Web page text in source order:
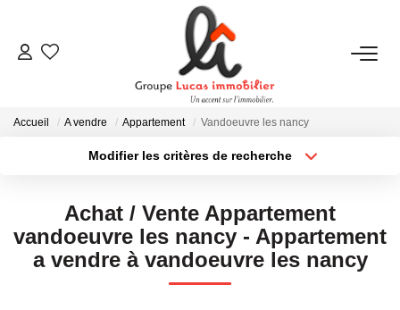
NOUS CONTACTER
NEUF
Accueil A vendre Appartement Vandoeuvre les nancy
Modifier les critères de recherche
Sélectionnez...
Type de bien
Surface min
Achat / Vente Appartement
vandoeuvre les nancy - Appartement
a vendre à vandoeuvre les nancy